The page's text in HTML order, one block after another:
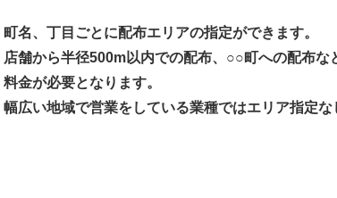
町名、丁目ごとに配布エリアの指定ができます。
店舗から半径500m以内での配布、○○町への配布
料金が必要となります。
幅広い地域で営業をしている業種ではエリア指定な